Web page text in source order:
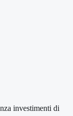
investimenti di